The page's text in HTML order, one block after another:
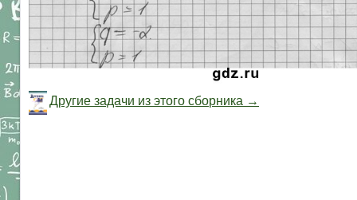
Другие задачи из этого сборника →